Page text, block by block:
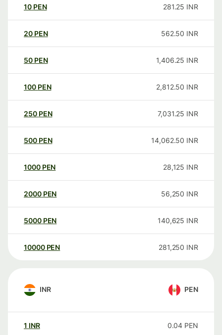
10 PEN 281.25 INR
20 PEN 562.50 INR
50 PEN 1,406.25 INR
100 PEN 2,812.50 INR
250 PEN 7,031.25 INR
500 PEN 14,062.50 INR
1000 PEN 28,125 INR
2000 PEN 56,250 INR
5000 PEN 140,625 INR
10000 PEN 281,250 INR
INR PEN
1 INR 0.04 PEN